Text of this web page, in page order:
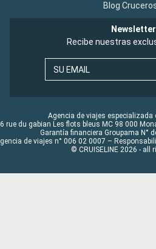
Blog
Recibe nuestras
SU EMAIL
Agencia de viajes especializada
rue du gabian Les flots bleus MC 98 000
Garantía financiera Groupama N°
de viajes n° 006 02 0007 –
© CRUISELINE 2026 - all